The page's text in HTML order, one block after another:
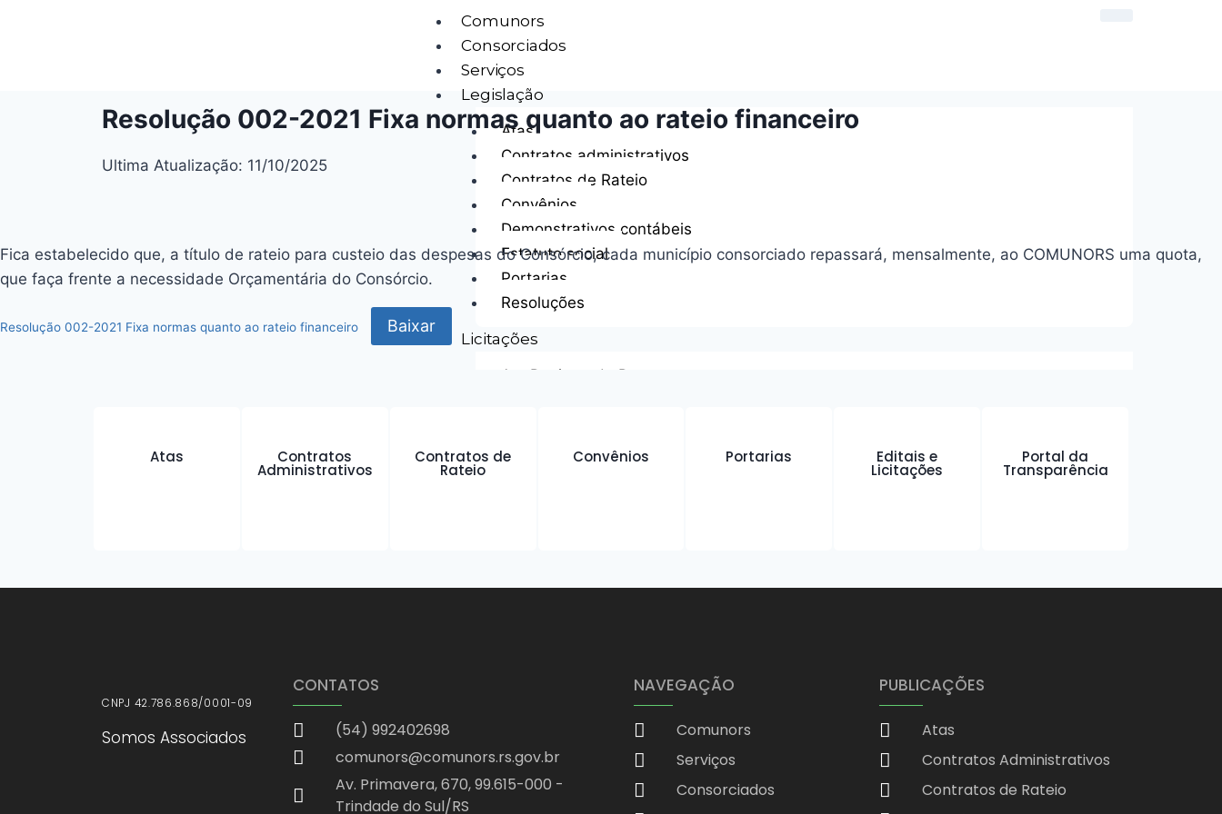
Comunors
Consorciados
Serviços
Legislação
Atas
Contratos administrativos
Contratos de Rateio
Convênios
Demonstrativos contábeis
Estatuto social
Portarias
Resoluções
Licitações
Ata Registro de Preço
Contratos e Aditivos
Notícias
Resolução 002-2021 Fixa normas quanto ao rateio financeiro
Ultima Atualização: 11/10/2025
Fica estabelecido que, a título de rateio para custeio das despesas do Consórcio, cada município consorciado repassará, mensalmente, ao COMUNORS uma quota,
que faça frente a necessidade Orçamentária do Consórcio.
Resolução 002-2021 Fixa normas quanto ao rateio financeiro Baixar
Atas Contratos
Administrativos
Contratos de
Rateio
Convênios Portarias Editais e
Licitações
Portal da
Transparência
CNPJ 42.786.868/0001-09
Somos Associados
CONTATOS
(54) 992402698
comunors@comunors.rs.gov.br
Av. Primavera, 670, 99.615-000 -
Trindade do Sul/RS
NAVEGAÇÃO
Comunors
Serviços
Consorciados
PUBLICAÇÕES
Atas
Contratos Administrativos
Contratos de Rateio